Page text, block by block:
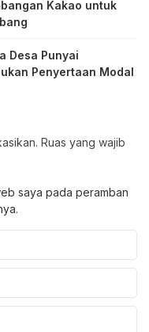
Kakao untuk
Desa Punyai
Penyertaan Modal
Ruas yang wajib
saya pada peramban